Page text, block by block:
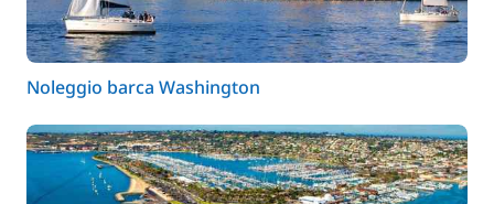
Noleggio barca Washington